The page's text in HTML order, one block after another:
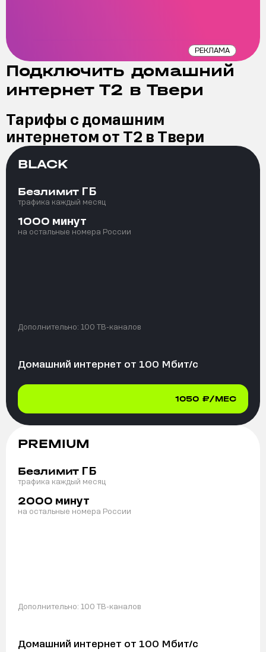
РЕКЛАМА
Подключить домашний
интернет Т2 в Твери
Тарифы с домашним
интернетом от Т2 в Твери
BLACK
Безлимит ГБ
трафика каждый месяц
1000 минут
на остальные номера России
Дополнительно: 100 ТВ-каналов
Домашний интернет от 100 Мбит/с
1050 ₽/МЕС
PREMIUM
Безлимит ГБ
трафика каждый месяц
2000 минут
на остальные номера России
Дополнительно: 100 ТВ-каналов
Домашний интернет от 100 Мбит/с